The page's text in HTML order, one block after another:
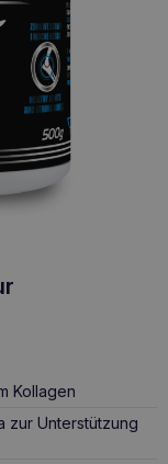
Kollagen
zur Unterstützung